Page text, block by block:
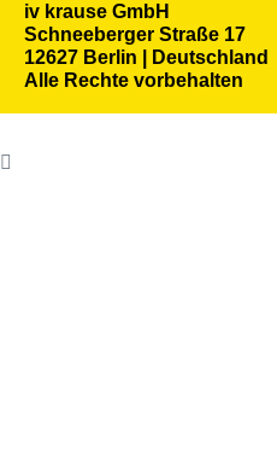
iv krause GmbH
Schneeberger Straße 17
12627 Berlin | Deutschland
Alle Rechte vorbehalten